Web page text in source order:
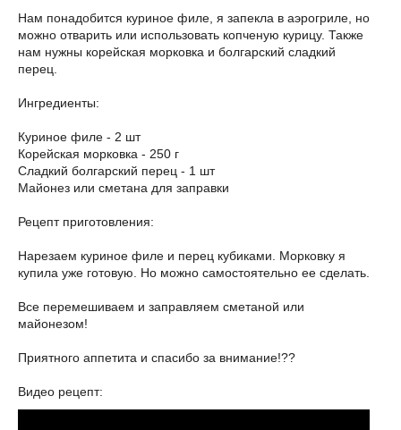
Нам понадобится куриное филе, я запекла в аэрогриле, но
можно отварить или использовать копченую курицу. Также
нам нужны корейская морковка и болгарский сладкий
перец.
Ингредиенты:
Куриное филе - 2 шт
Корейская морковка - 250 г
Сладкий болгарский перец - 1 шт
Майонез или сметана для заправки
Рецепт приготовления:
Нарезаем куриное филе и перец кубиками. Морковку я
купила уже готовую. Но можно самостоятельно ее сделать.
Все перемешиваем и заправляем сметаной или
майонезом!
Приятного аппетита и спасибо за внимание!??
Видео рецепт: